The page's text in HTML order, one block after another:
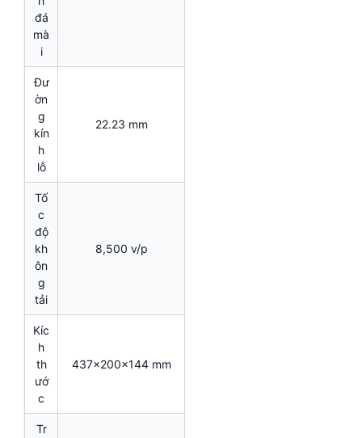
đá
mà
i
Đư
ờn
g
kín
h
lỗ
22.23 mm
Tố
c
độ
kh
ôn
g
tải
8,500 v/p
Kíc
h
th
ướ
c
437x200x144 mm
Tr